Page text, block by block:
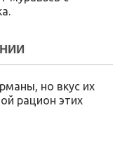
но вкус их
рацион этих